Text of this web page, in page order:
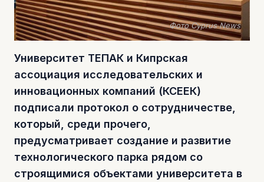
Фото Cyprus News
Университет ТЕПАК и Кипрская
ассоциация исследовательских и
инновационных компаний (КСЕЕК)
подписали протокол о сотрудничестве,
который, среди прочего,
предусматривает создание и развитие
технологического парка рядом со
строящимися объектами университета в